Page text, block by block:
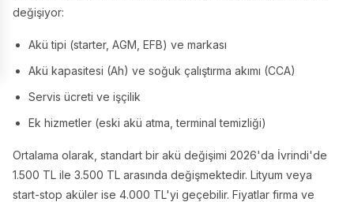
değişiyor:
Akü tipi (starter, AGM, EFB) ve markası
Akü kapasitesi (Ah) ve soğuk çalıştırma akımı (CCA)
Servis ücreti ve işçilik
Ek hizmetler (eski akü atma, terminal temizliği)
Ortalama olarak, standart bir akü değişimi 2026'da İvrindi'de
1.500 TL ile 3.500 TL arasında değişmektedir. Lityum veya
start-stop aküler ise 4.000 TL'yi geçebilir. Fiyatlar firma ve